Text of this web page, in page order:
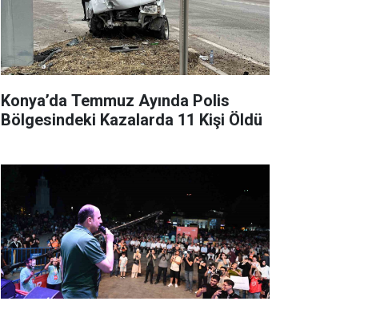
Konya’da Temmuz Ayında Polis
Bölgesindeki Kazalarda 11 Kişi Öldü